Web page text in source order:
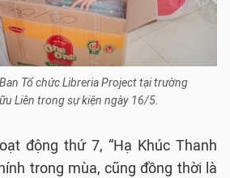
Tổ chức Libreria Project tại trường
Liên trong sự kiện ngày 16/5.
động thứ 7, “Hạ Khúc Thanh
trong mùa, cũng đồng thời là